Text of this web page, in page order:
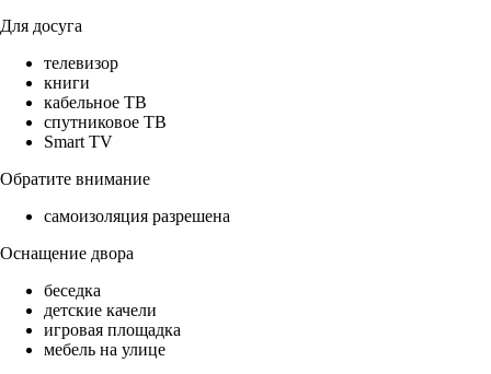
Для досуга
телевизор
книги
кабельное ТВ
спутниковое ТВ
Smart TV
Обратите внимание
самоизоляция разрешена
Оснащение двора
беседка
детские качели
игровая площадка
мебель на улице